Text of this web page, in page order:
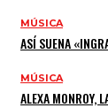
MÚSICA
ASÍ SUENA
MÚSICA
ALEXA MONROY,